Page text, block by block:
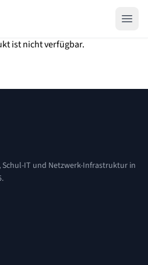
ist nicht verfügbar.
Schul-IT und Netzwerk-Infrastruktur in